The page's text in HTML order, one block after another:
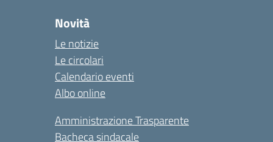
Novità
Le notizie
Le circolari
Calendario eventi
Albo online
Amministrazione Trasparente
Bacheca sindacale